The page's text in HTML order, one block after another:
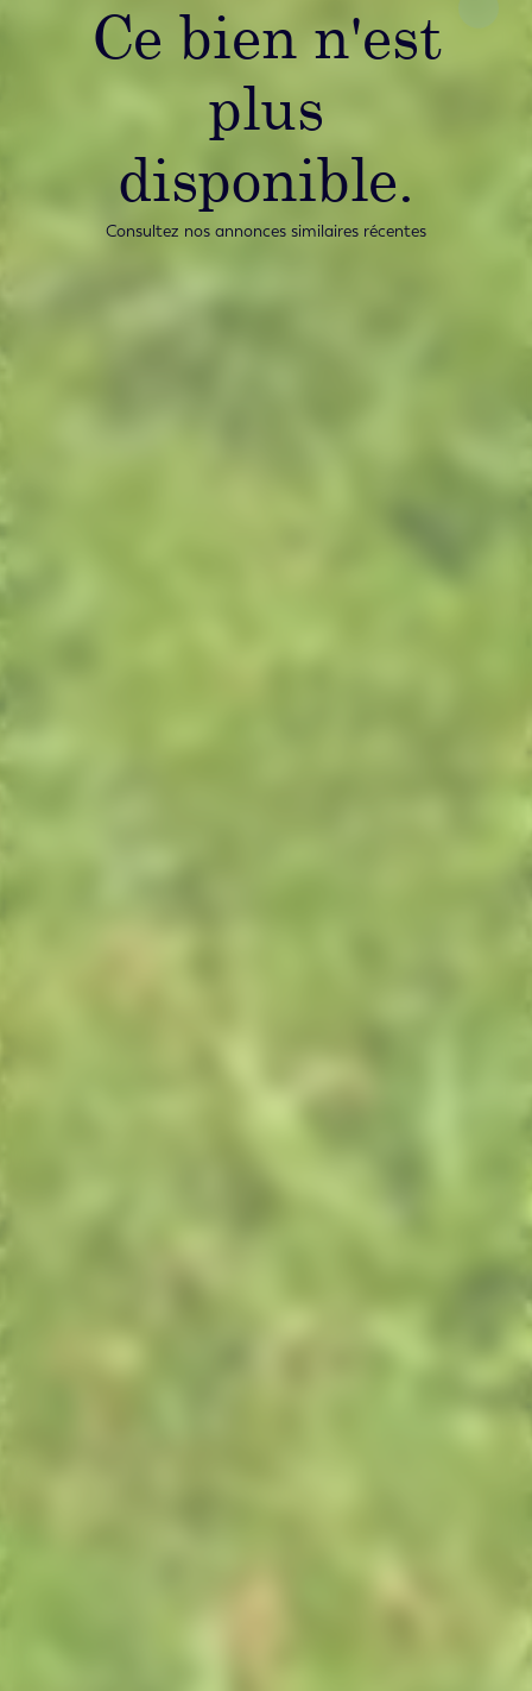
Ce bien n'est
plus
disponible.
Consultez nos annonces similaires récentes